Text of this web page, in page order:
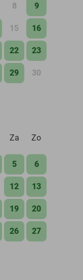
8 9
15 16
22 23
29 30
Za Zo
5 6
12 13
19 20
26 27